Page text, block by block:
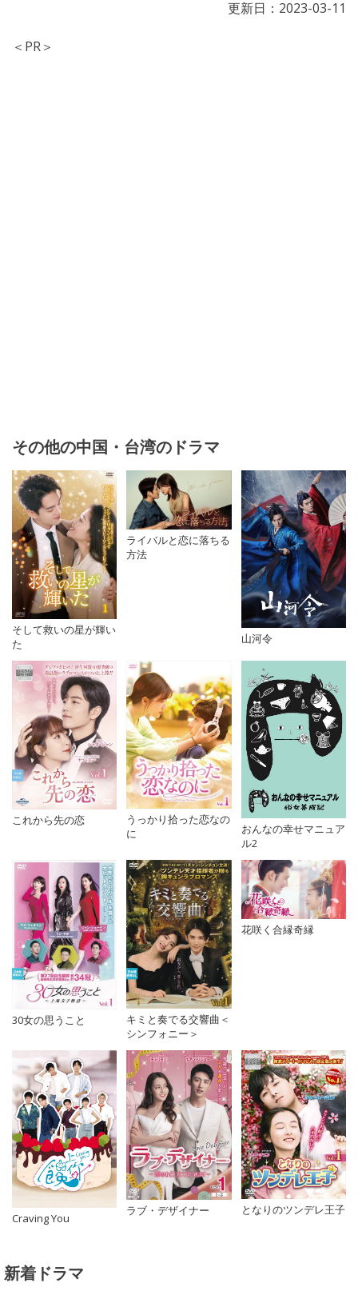
更新日： 2023-03-11
＜PR＞
その他の中国・台湾のドラマ
そして救いの星が輝い
た
ライバルと恋に落ちる
方法
山河令
これから先の恋
うっかり拾った恋なの
に
おんなの幸せマニュア
ル2
30女の思うこと
キミと奏でる交響曲＜
シンフォニー＞
花咲く合縁奇縁
Craving You
ラブ・デザイナー となりのツンデレ王子
新着ドラマ